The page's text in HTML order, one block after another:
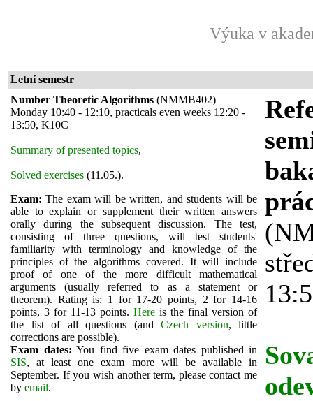
Výuka v
Letní semestr
Number Theoretic Algorithms (NMMB402)
Monday 10:40 - 12:10, practicals even weeks 12:20 -
13:50, K10C
Summary of presented topics,
Solved exercises (11.05.).
Exam: The exam will be written, and students will be
able to explain or supplement their written answers
orally during the subsequent discussion. The test,
consisting of three questions, will test students'
familiarity with terminology and knowledge of the
principles of the algorithms covered. It will include
proof of one of the more difficult mathematical
arguments (usually referred to as a statement or
theorem). Rating is: 1 for 17-20 points, 2 for 14-16
points, 3 for 11-13 points. Here is the final version of
the list of all questions (and Czech version, little
corrections are possible).
Exam dates: You find five exam dates published in
SIS, at least one exam more will be available in
September. If you wish another term, please contact me
by email.